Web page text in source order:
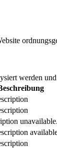
werden
unavailable.